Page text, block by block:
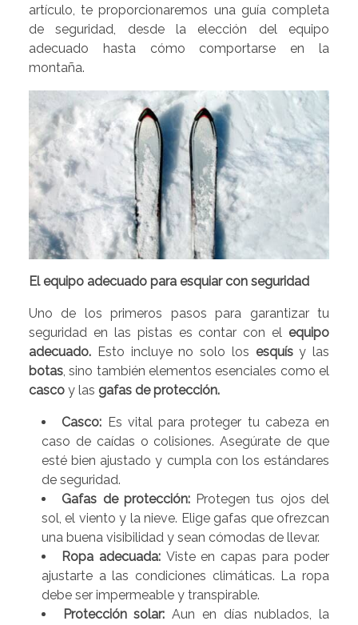
artículo, te proporcionaremos una guía completa
de seguridad, desde la elección del equipo
adecuado hasta cómo comportarse en la
montaña.
El equipo adecuado para esquiar con seguridad
Uno de los primeros pasos para garantizar tu
seguridad en las pistas es contar con el equipo
adecuado. Esto incluye no solo los esquísy las
botas, sino también elementos esenciales como el
casco y las gafas de protección.
Casco: Es vital para proteger tu cabeza en
caso de caídas o colisiones. Asegúrate de que
esté bien ajustado y cumpla con los estándares
de seguridad.
Gafas de protección: Protegen tus ojos del
sol, el viento y la nieve. Elige gafas que ofrezcan
una buena visibilidad y sean cómodas de llevar.
Ropa adecuada: Viste en capas para poder
ajustarte a las condiciones climáticas. La ropa
debe ser impermeable y transpirable.
Protección solar:Aun en días nublados, la